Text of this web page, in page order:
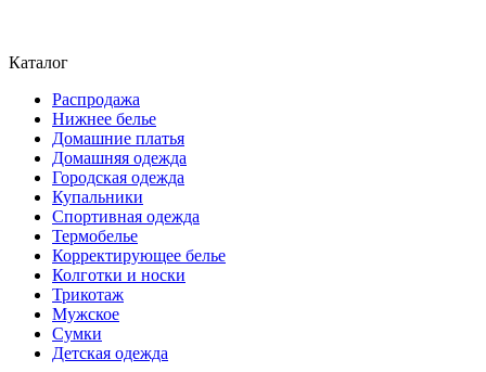
Каталог
Распродажа
Нижнее белье
Домашние платья
Домашняя одежда
Городская одежда
Купальники
Спортивная одежда
Термобелье
Корректирующее белье
Колготки и носки
Трикотаж
Мужское
Сумки
Детская одежда